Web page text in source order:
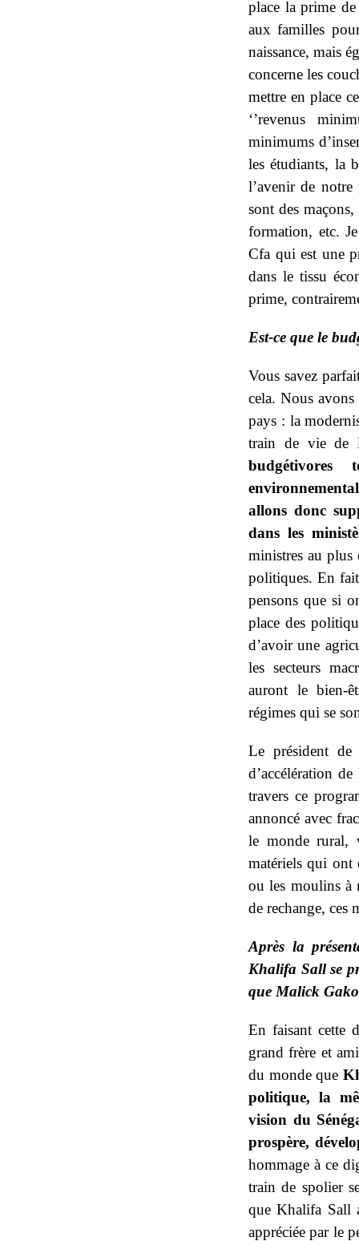
place la prime
aux familles
naissance, mais
concerne les
mettre en place
‘’revenus
minimums
les étudiants, la
l’avenir de notre
sont des
formation, etc.
Cfa qui est une
dans le tissu
prime,
Est-ce que le
Vous savez
cela. Nous
pays : la
train de vie de
allons donc
dans les
ministres au plus
politiques. En
pensons que si
place des
d’avoir une
les secteurs
auront le bien-
régimes qui se
Le président
d’accélération
travers ce
annoncé avec
le monde rural,
matériels qui ont
ou les moulins à
de rechange, ces
Après la
Khalifa Sall se
que Malick
En faisant cette
grand frère et
du monde que
politique, la
vision du
prospère,
hommage à ce
train de spolier
que Khalifa Sall
appréciée par le